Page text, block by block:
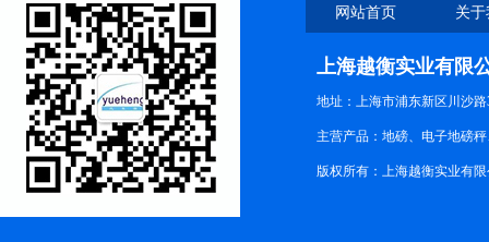
网站首页 关
上海越衡实业有限
地址：上海市浦东新区川沙路
主营产品：地磅、电子地磅
版权所有：上海越衡实业有